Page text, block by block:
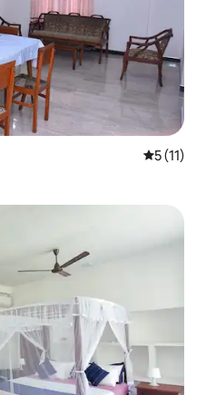
レビュー
5 (11)